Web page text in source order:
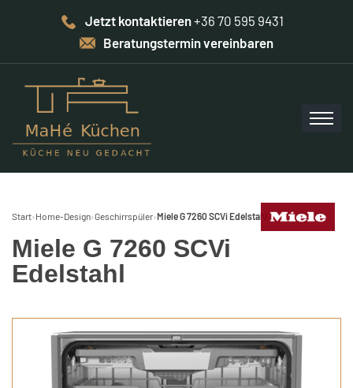
Jetzt kontaktieren+36 70 595 9431
Beratungstermin vereinbaren
Start› Home-Design›Geschirrspüler›Miele G 7260 SCVi Edelstahl
Miele G 7260 SCVi
Edelstahl